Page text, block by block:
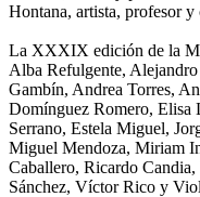
Hontana, artista, profesor
La XXXIX edición de la
Alba Refulgente,
Gambín, Andrea Torres,
Domínguez Romero, Elisa
Serrano, Estela Miguel,
Miguel Mendoza, Miriam
Caballero, Ricardo
Sánchez, Víctor Rico y